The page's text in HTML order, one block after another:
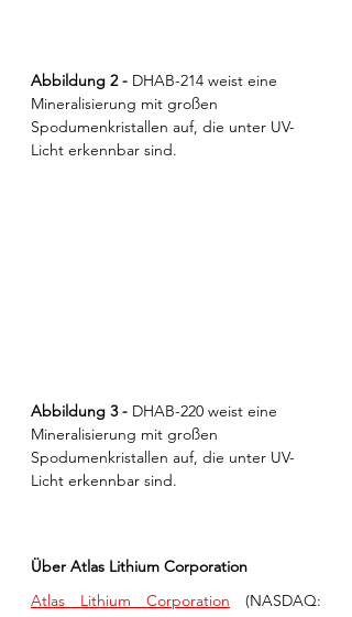
Abbildung 2 - DHAB-214 weist eine
Mineralisierung mit großen
Spodumenkristallen auf, die unter UV-
Licht erkennbar sind.
Abbildung 3 - DHAB-220 weist eine
Mineralisierung mit großen
Spodumenkristallen auf, die unter UV-
Licht erkennbar sind.
Über Atlas Lithium Corporation
Atlas Lithium Corporation (NASDAQ: